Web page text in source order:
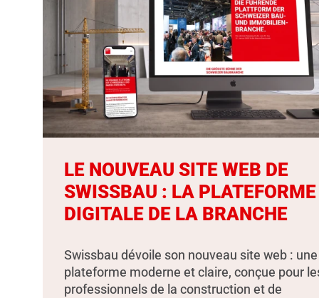
LE NOUVEAU SITE WEB DE
SWISSBAU : LA PLATEFORME
DIGITALE DE LA BRANCHE
Swissbau dévoile son nouveau site web : une
plateforme moderne et claire, conçue pour
professionnels de la construction et de